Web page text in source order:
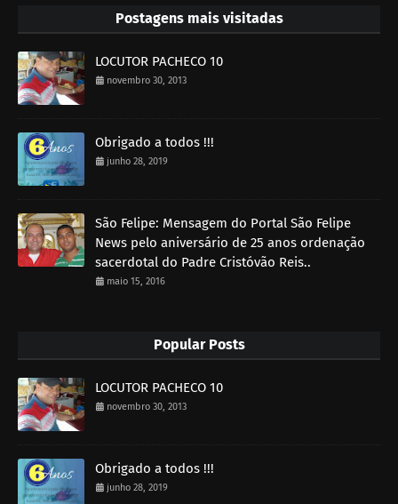
Postagens mais visitadas
LOCUTOR PACHECO 10
novembro 30, 2013
Obrigado a todos !!!
junho 28, 2019
São Felipe: Mensagem do Portal São Felipe
News pelo aniversário de 25 anos ordenação
sacerdotal do Padre Cristóvão Reis..
maio 15, 2016
Popular Posts
LOCUTOR PACHECO 10
novembro 30, 2013
Obrigado a todos !!!
junho 28, 2019